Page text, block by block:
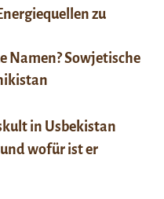
zu
Namen? Sowjetische
in Usbekistan
wofür ist er